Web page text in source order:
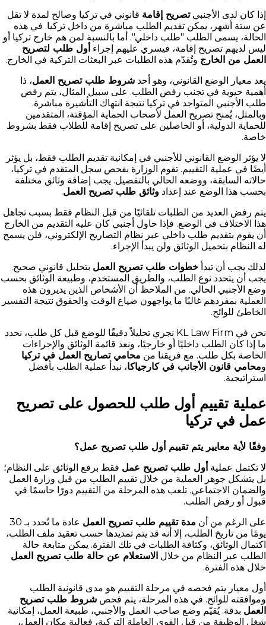
إذا كان لدى الأجنبيتصريح إقامة قانوني في تركيا وصالح لمدة لا تقل
عن ستة أشهر، يمكن تقديم الطلب مباشرة من داخل تركيا. في هذه
الحالة، يسمى الطلب "طلب داخلي". أما بالنسبة لمن هم خارج تركيا أو
ليس لديهم تصريح إقامة، فيسري عليهم إجراء أول طلب لتصريح
العمل من الخارج وتُقدّم هذه الطلبات عبر البعثات التركية في الخارج.
يعد معيار الوضع القانوني، وهو أحد شروط طلب تصريح العمل، ذا
أهمية حيوية في تجنب رفض الطلب. على سبيل المثال، يتم رفض
طلب الأجنبي المتواجد في تركيا نتيجة انتهاك التأشيرة مباشرة.
وبالمثل، يُمنح تصريح العمل لأصحاب الحماية المؤقتة، المتقدمين
للحماية الدولية، أو الحاصلين على تصريح إقامة للطلاب فقط بشروط
خاصة.
لا يؤثر الوضع القانوني للأجنبي في إمكانية تقديم الطلب فقط، بل يؤثر
أيضًا في عملية التقييم. تقوم الوزارة بفحص سجل المتقدم في تركيا،
حالاته السابقة، ووضعه الحالي بالتفصيل. يجب إضافة وثائق مختلفة
بحسب هذا الوضع عند إعداد وثائق طلب تصريح العمل.
يتم رفض العديد من الطلبات تلقائيًا من قبل النظام فقط بسبب تجاهل
هذا الاختلاف في الوضع. فإذا حاول أجنبي كان عليه التقديم من الخارج
أن يقوم بتقديم طلب داخلي عبر نظام التصاريح الإلكتروني، فلن يسمح
له النظام بتحميل الوثائق ولن يبدأ الإجراء.
لذلك يجب أن تبدأ خطوات طلب تصريح العمل بتحليل قانوني صحيح.
يجب أن يتحدد نوع الطلب، والطريق المستخدم، وطبيعة الوثائق بحسب
وضع الأجنبي الحالي. من الملاحظ أن الأشخاص الذين يديرون هذه
العملية بمفردهم غالبًا ما يواجهون ضياع الوقت والحقوق نتيجة التفسير
الخاطئ للوائح.
نحن في KL Law Firm نجري تحليلاً دقيقًا للوضع قبل كل طلب، نحدد
ما إذا كان الطلب داخليًا أو خارجيًا، ونعد قائمة الوثائق والإجراءات
الخاصة بكل طلب. مع فريقنا من محامي تصاريح العمل في تركيا
ومحامي قانون الأجانب في كارجياكا، نبدأ عملية الطلب بأفضل
استراتيجية.
عملية تقييم أول طلب للحصول على تصريح
عمل في تركيا
وفقًا لأية معايير يتم تقييم أول طلب تصريح عمل؟
لا تكتمل عملية أول طلب تصريح عمل فقط برفع الوثائق على النظام؛
بل يتشكل جوهر العملية من خلال تقييم الطلب من قبل وزارة العمل
والضمان الاجتماعي. تلعب هذه المرحلة من التقييم دورًا حاسمًا في
قبول أو رفض الطلب.
على الرغم من أن مدة تقييم طلب تصريح العمل
عادة ما تُحدد بـ 30
يومًا من تاريخ الطلب، إلا أنه قد يتم تمديدها حسب تعقيد ملف الطلب،
اكتمال الوثائق، وكثافة الطلبات في تلك الفترة. يمكن متابعة حالة
الطلب عبر النظام من خلال الاستعلام عن حالة طلب تصريح العمل
خلال هذه الفترة.
أول معيار يتم فحصه في مرحلة التقييم هو مدى قانونية الطلب
وموافقته للوائح. في هذه المرحلة، يتم فحص شروط طلب تصريح
العمل بدقة. يُقيّم وضع صاحب العمل والأجنبي، طبيعة العمل، إمكانية
شغل الوظيفة من قبل القوى العاملة التركية، فعالية مكان العمل،